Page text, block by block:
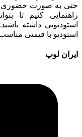
حتی به صورت حضوری
راهنمایی کنیم تا
استودیویی داشته
استودیو با قیمتی
ایران لوپ